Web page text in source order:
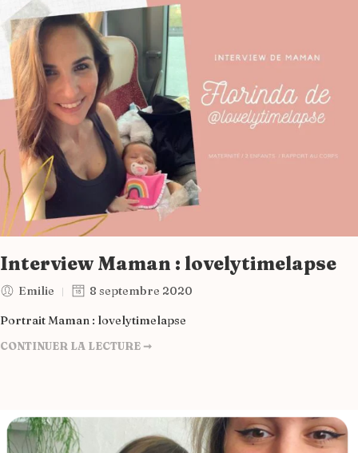
Interview Maman : lovelytimelapse
Emilie 8 septembre 2020
Portrait Maman : lovelytimelapse
CONTINUER LA LECTURE ➞